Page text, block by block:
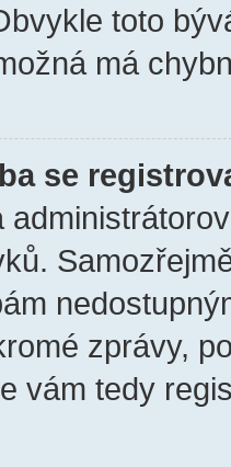
toto
má
se
zprávy,
vám tedy